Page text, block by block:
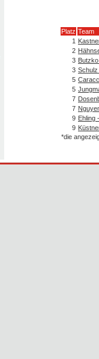
Platz Team
1
2
3
3
5
5
7
7
9 Ehling
9
*die